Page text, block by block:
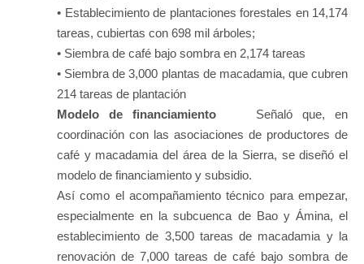
• Establecimiento de plantaciones forestales en 14,174
tareas, cubiertas con 698 mil árboles;
• Siembra de café bajo sombra en 2,174 tareas
• Siembra de 3,000 plantas de macadamia, que cubren
214 tareas de plantación
Modelo de financiamiento Señaló que, en
coordinación con las asociaciones de productores de
café y macadamia del área de la Sierra, se diseñó el
modelo de financiamiento y subsidio.
Así como el acompañamiento técnico para empezar,
especialmente en la subcuenca de Bao y Ámina, el
establecimiento de 3,500 tareas de macadamia y la
renovación de 7,000 tareas de café bajo sombra de